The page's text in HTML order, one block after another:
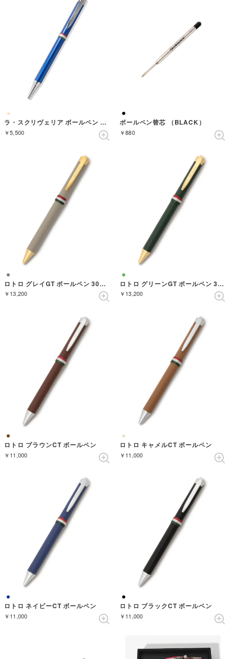
ラ・スクリヴェリア ボールペン （BLUE/SILVER）
￥5,500
ボールペン替芯 （BLACK）
￥880
ロトロ グレイGT ボールペン 30周年記念限定
￥13,200
ロトロ グリーンGT ボールペン 30周年記念限定
￥13,200
ロトロ ブラウンCT ボールペン
￥11,000
ロトロ キャメルCT ボールペン
￥11,000
ロトロ ネイビーCT ボールペン
￥11,000
ロトロ ブラックCT ボールペン
￥11,000